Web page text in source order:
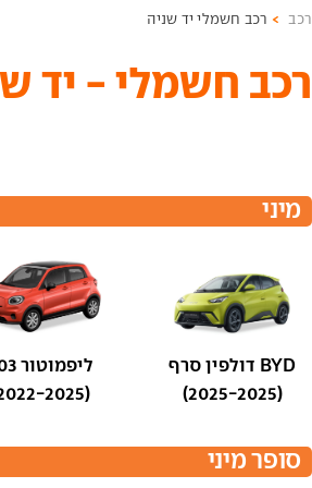
רכב רכב חשמלי יד שניה
רכב חשמלי - יד
מיני
BYD דולפין סרף
(2025-2025)
ליפמוטור T03
(2022-2025)
סופר מיני